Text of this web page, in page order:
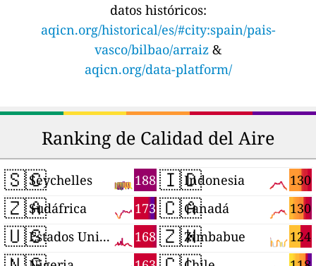
datos históricos:
aqicn.org/historical/es/#city:spain/pais-
vasco/bilbao/arraiz &
aqicn.org/data-platform/
Ranking de Calidad del Aire
🇸🇨 188
Seychelles
🇿🇦 173
Sudáfrica
🇺🇸 168
Estados Unidos
🇮🇩 130
Indonesia
🇨🇦 130
Canadá
🇿🇼 124
Zimbabue